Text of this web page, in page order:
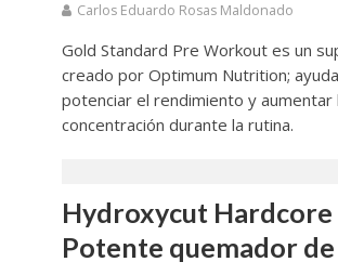
Carlos Eduardo Rosas Maldonado
Gold Standard Pre Workout es un
creado por Optimum Nutrition;
potenciar el rendimiento y aumentar
concentración durante la rutina.
Hydroxycut Hardcore
Potente quemador de